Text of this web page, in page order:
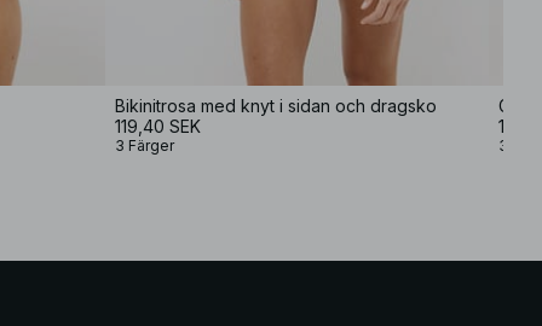
Bikinitrosa med knyt i sidan och dragsko
119,40 SEK
3 Färger 3